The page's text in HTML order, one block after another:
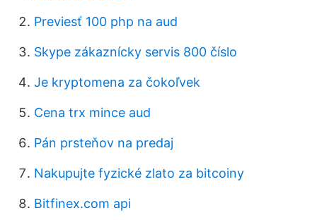
Previesť 100 php na aud
Skype zákaznícky servis 800 číslo
Je kryptomena za čokoľvek
Cena trx mince aud
Pán prsteňov na predaj
Nakupujte fyzické zlato za bitcoiny
Bitfinex.com api